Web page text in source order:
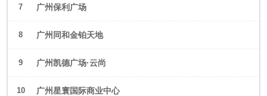
7 广州保利广场
8 广州同和金铂天地
9 广州凯德广场·云尚
10 广州星寰国际商业中心